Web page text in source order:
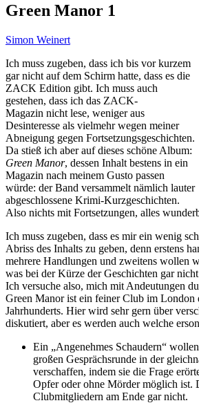
Green Manor 1
Simon Weinert
Ich muss zugeben, dass ich bis vor kurzem
gar nicht auf dem Schirm hatte, dass es die
ZACK Edition gibt. Ich muss auch
gestehen, dass ich das ZACK-
Magazin nicht lese, weniger aus
Desinteresse als vielmehr wegen meiner
Abneigung gegen Fortsetzungsgeschichten.
Da stieß ich aber auf dieses schöne Album:
Green Manor, dessen Inhalt bestens in ein
Magazin nach meinem Gusto passen
würde: der Band versammelt nämlich lauter
abgeschlossene Krimi-Kurzgeschichten.
Also nichts mit Fortsetzungen, alles
Ich muss zugeben, dass es mir ein wenig
Abriss des Inhalts zu geben, denn erstens
mehrere Handlungen und zweitens wollen
was bei der Kürze der Geschichten gar
Ich versuche also, mich mit Andeutungen
Green Manor ist ein feiner Club im London
Jahrhunderts. Hier wird sehr gern über
diskutiert, aber es werden auch welche
Ein „Angenehmes Schaudern“
großen Gesprächsrunde in der
verschaffen, indem sie die Frage
Opfer oder ohne Mörder möglich ist.
Clubmitgliedern am Ende gar nicht.